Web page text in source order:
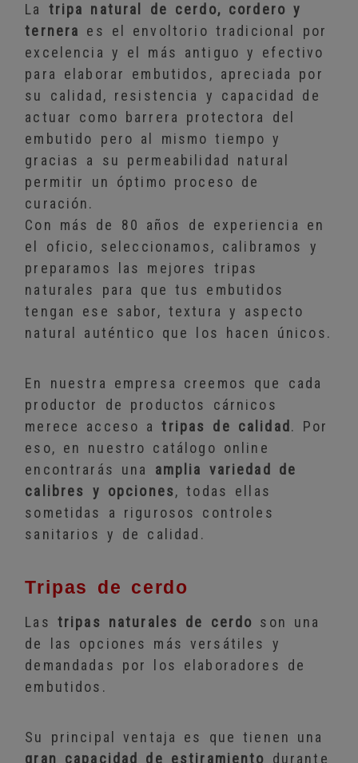
La
tripa natural de cerdo, cordero y
ternera es el envoltorio tradicional por
excelencia y el más antiguo y efectivo
para elaborar embutidos, apreciada por
su calidad, resistencia y capacidad de
actuar como barrera protectora del
embutido pero al mismo tiempo y
gracias a su permeabilidad natural
permitir un óptimo proceso de
curación.
Con más de 80 años de experiencia en
el oficio, seleccionamos, calibramos y
preparamos las mejores tripas
naturales para que tus embutidos
tengan ese sabor, textura y aspecto
natural auténtico que los hacen únicos.
En nuestra empresa creemos que cada
productor de productos cárnicos
merece acceso atripas de calidad . Por
eso, en nuestro catálogo online
encontrarás una amplia variedad de
calibres y opciones, todas ellas
sometidas a rigurosos controles
sanitarios y de calidad.
Tripas de cerdo
Las tripas naturales de cerdo son una
de las opciones más versátiles y
demandadas por los elaboradores de
embutidos.
Su principal ventaja es que tienen una
gran capacidad de estiramiento durante